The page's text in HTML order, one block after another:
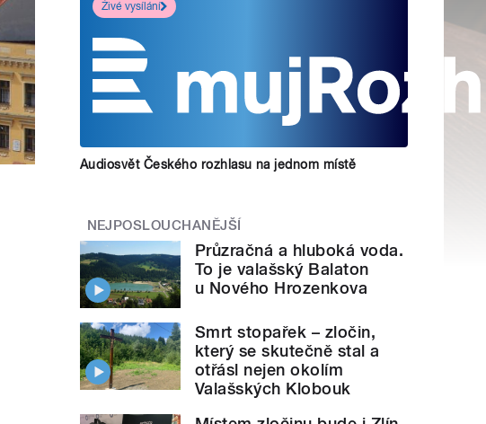
Živé vysílání
Audiosvět Českého rozhlasu na jednom místě
NEJPOSLOUCHANĚJŠÍ
Průzračná a hluboká voda.
To je valašský Balaton
u Nového Hrozenkova
Smrt stopařek – zločin,
který se skutečně stal a
otřásl nejen okolím
Valašských Klobouk